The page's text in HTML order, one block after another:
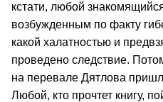
кстати, любой
возбужденным по факту
какой халатностью и
проведено следствие.
на перевале Дятлова
Любой, кто прочтет книгу,